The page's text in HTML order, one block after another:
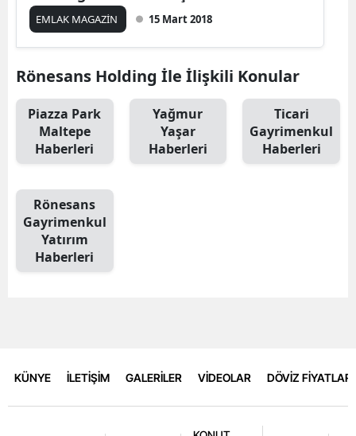
EMLAK MAGAZİN 15 Mart 2018
Rönesans Holding İle İlişkili Konular
Piazza Park
Maltepe
Haberleri
Yağmur
Yaşar
Haberleri
Ticari
Gayrimenkul
Haberleri
Rönesans
Gayrimenkul
Yatırım
Haberleri
KÜNYE İLETİŞİM GALERİLER VİDEOLAR DÖVİZ FİYATLARI